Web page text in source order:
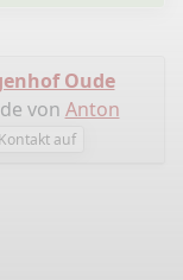
Oude
von Anton
auf